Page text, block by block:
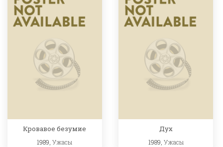
Кровавое безумие
1989,Ужасы
Дух
1989, Ужасы